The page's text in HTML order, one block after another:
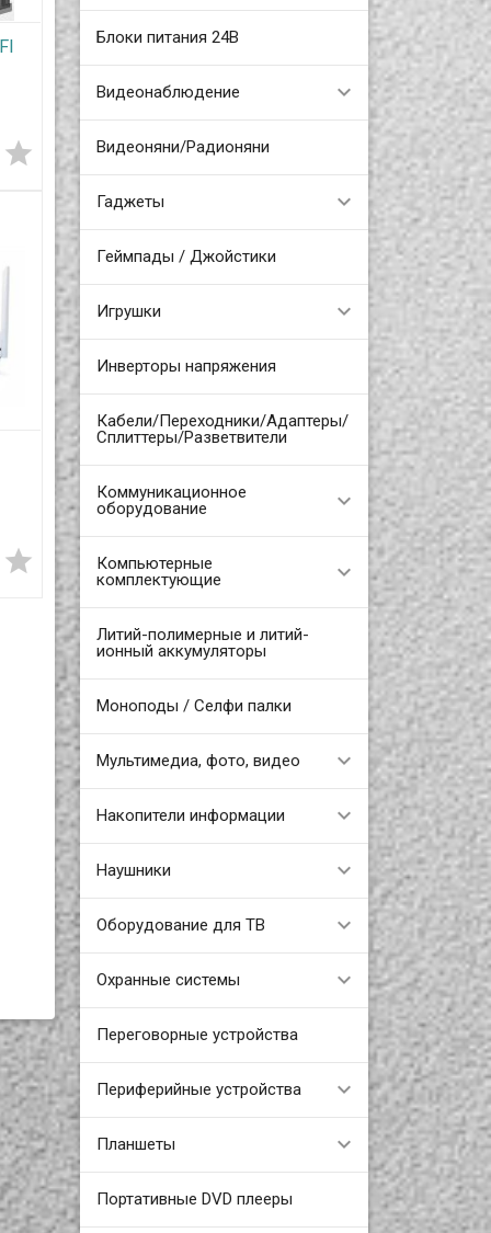
Блоки питания 24В
Видеонаблюдение
Видеоняни/Радионяни
Гаджеты
Геймпады / Джойстики
Игрушки
Инверторы напряжения
Кабели/Переходники/Адаптеры/
Сплиттеры/Разветвители
Коммуникационное
оборудование
Компьютерные
комплектующие
Литий-полимерные и литий-
ионный аккумуляторы
Моноподы / Селфи палки
Мультимедиа, фото, видео
Накопители информации
Наушники
Оборудование для ТВ
Охранные системы
Переговорные устройства
Периферийные устройства
Планшеты
Портативные DVD плееры

